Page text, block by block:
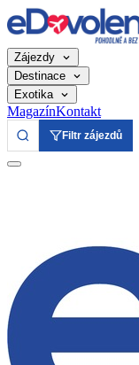
Zájezdy
Destinace
Exotika
MagazínKontakt
Filtr zájezdů